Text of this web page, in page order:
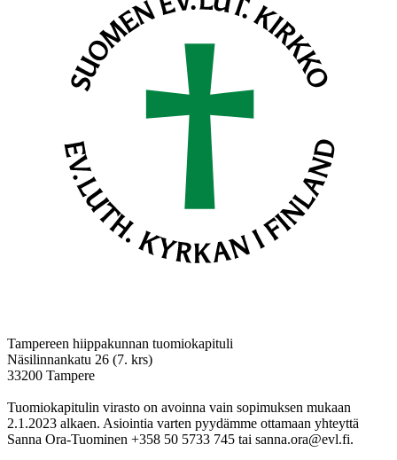
Tampereen hiippakunnan tuomiokapituli
Näsilinnankatu 26 (7. krs)
33200 Tampere
Tuomiokapitulin virasto on avoinna vain sopimuksen mukaan
2.1.2023 alkaen. Asiointia varten pyydämme ottamaan yhteyttä
Sanna Ora-Tuominen +358 50 5733 745 tai sanna.ora@evl.fi.